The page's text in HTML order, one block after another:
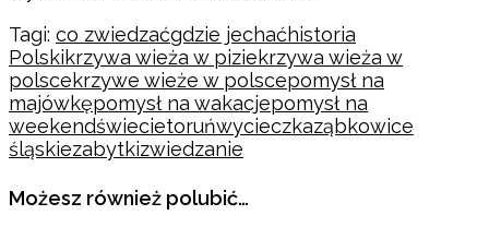
Tagi: co zwiedzaćgdzie jechaćhistoria
Polskikrzywa wieża w piziekrzywa wieża w
polscekrzywe wieże w polscepomysł na
majówkępomysł na wakacjepomysł na
weekendświecietoruńwycieczkaząbkowice
śląskiezabytkizwiedzanie
Możesz również polubić…